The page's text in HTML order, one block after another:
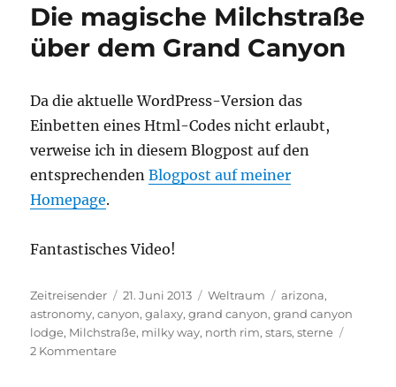
Die magische Milchstraße
über dem Grand Canyon
Da die aktuelle WordPress-Version das
Einbetten eines Html-Codes nicht erlaubt,
verweise ich in diesem Blogpost auf den
entsprechendenBlogpost auf meiner
Homepage.
Fantastisches Video!
Autor
Zeitreisender
Veröffentlicht
am
21. Juni 2013 Kategorien
Weltraum Schlagwörter
arizona,
astronomy,canyon,galaxy,grand canyon,grand canyon
lodge, Milchstraße, milky way, north rim,stars,sterne
2 Kommentarezu